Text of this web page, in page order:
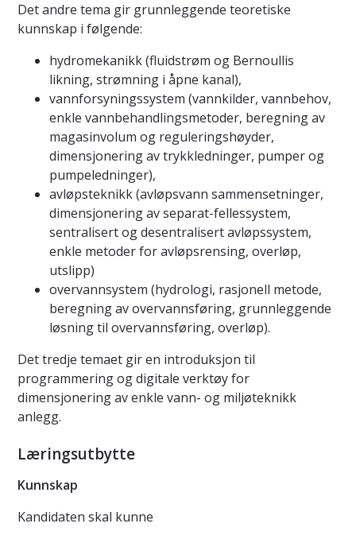
Det andre tema gir grunnleggende teoretiske
kunnskap i følgende:
hydromekanikk (fluidstrøm og Bernoullis
likning, strømning i åpne kanal),
vannforsyningssystem (vannkilder, vannbehov,
enkle vannbehandlingsmetoder, beregning av
magasinvolum og reguleringshøyder,
dimensjonering av trykkledninger, pumper og
pumpeledninger),
avløpsteknikk (avløpsvann sammensetninger,
dimensjonering av separat-fellessystem,
sentralisert og desentralisert avløpssystem,
enkle metoder for avløpsrensing, overløp,
utslipp)
overvannsystem (hydrologi, rasjonell metode,
beregning av overvannsføring, grunnleggende
løsning til overvannsføring, overløp).
Det tredje temaet gir en introduksjon til
programmering og digitale verktøy for
dimensjonering av enkle vann- og miljøteknikk
anlegg.
Læringsutbytte
Kunnskap
Kandidaten skal kunne